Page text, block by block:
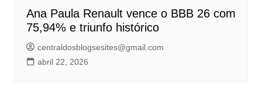
Ana Paula Renault vence o BBB 26 com
75,94% e triunfo histórico
centraldosblogsesites@gmail.com
abril 22, 2026